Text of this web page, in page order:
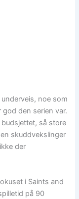
noe som
den serien var.
så store
skuddvekslinger
der
i Saints and
på 90